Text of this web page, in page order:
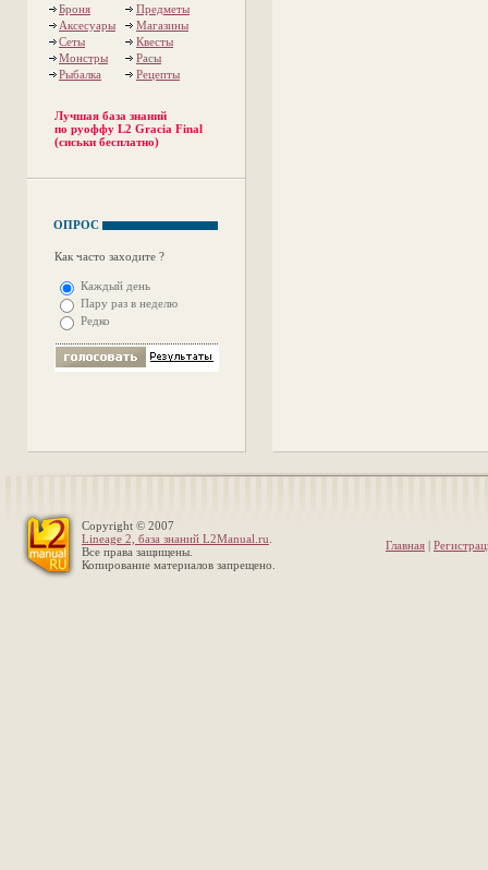
Броня
Предметы
Аксесуары
Магазины
Сеты
Квесты
Монстры
Расы
Рыбалка
Рецепты
Лучшая база знаний
по руоффу L2 Gracia Final
(сиськи бесплатно)
ОПРОС
Как часто заходите ?
Каждый день
Пару раз в неделю
Редко
Copyright © 2007
Lineage 2, база знаний L2Manual.ru
Все права защищены.
Копирование материалов запрещено.
Главная |